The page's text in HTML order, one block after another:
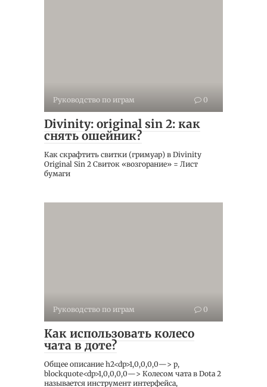
Руководство по играм 0
Divinity: original sin 2: как
снять ошейник?
Как скрафтить свитки (гримуар) в Divinity
Original Sin 2 Свиток «возгорание» = Лист
бумаги
Руководство по играм 0
Как использовать колесо
чата в доте?
Общее описание h2<dp>1,0,0,0,0—> p,
blockquote<dp>1,0,0,0,0—> Колесом чата в Dota 2
называется инструмент интерфейса,